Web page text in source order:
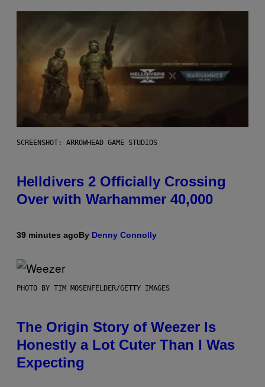
SCREENSHOT: ARROWHEAD GAME STUDIOS
Helldivers 2 Officially Crossing
Over with Warhammer 40,000
39 minutes agoBy Denny Connolly
PHOTO BY TIM MOSENFELDER/GETTY IMAGES
The Origin Story of Weezer Is
Honestly a Lot Cuter Than I Was
Expecting